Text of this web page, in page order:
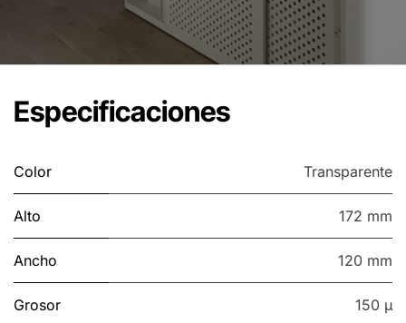
Especificaciones
Color Transparente
Alto 172 mm
Ancho 120 mm
Grosor 150 µ